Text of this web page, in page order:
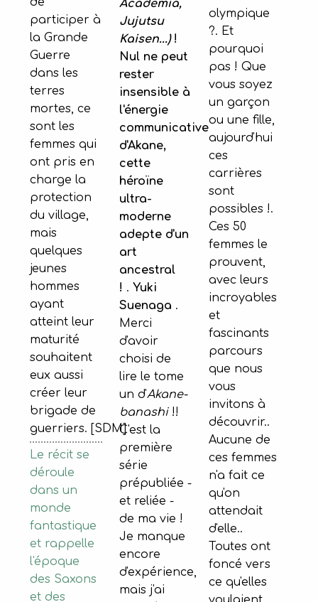
Academia,
Jujutsu
Kaisen...)!
Nul ne peut
rester
insensible à
l'énergie
communicative
d'Akane,
cette
héroïne
ultra-
moderne
adepte d'un
art
ancestral
! . Yuki
Suenaga .
Merci
d'avoir
choisi de
lire le tome
un d'Akane-
banashi!!
C'est la
première
série
prépubliée -
et reliée -
de ma vie !
Je manque
encore
d'expérience,
mais j'ai
participer à
la Grande
Guerre
dans les
terres
mortes, ce
sont les
femmes qui
ont pris en
charge la
protection
du village,
mais
quelques
jeunes
hommes
ayant
atteint leur
maturité
souhaitent
eux aussi
créer leur
brigade de
guerriers. [SDM]
Le récit se
déroule
dans un
monde
fantastique
et rappelle
l'époque
des Saxons
et des
olympique
?. Et
pourquoi
pas ! Que
vous soyez
un garçon
ou une fille,
aujourd'hui
ces
carrières
sont
possibles !.
Ces 50
femmes le
prouvent,
avec leurs
incroyables
et
fascinants
parcours
que nous
vous
invitons à
découvrir..
Aucune de
ces femmes
n'a fait ce
qu'on
attendait
d'elle..
Toutes ont
foncé vers
ce qu'elles